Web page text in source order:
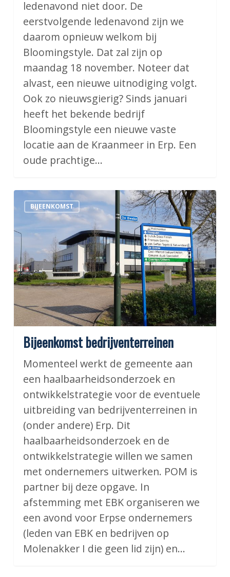
ledenavond niet door. De
eerstvolgende ledenavond zijn we
daarom opnieuw welkom bij
Bloomingstyle. Dat zal zijn op
maandag 18 november. Noteer dat
alvast, een nieuwe uitnodiging volgt.
Ook zo nieuwsgierig? Sinds januari
heeft het bekende bedrijf
Bloomingstyle een nieuwe vaste
locatie aan de Kraanmeer in Erp. Een
oude prachtige…
Bijeenkomst
bedrijventerreinen
BIJEENKOMST
Bijeenkomst bedrijventerreinen
Momenteel werkt de gemeente aan
een haalbaarheidsonderzoek en
ontwikkelstrategie voor de eventuele
uitbreiding van bedrijventerreinen in
(onder andere) Erp. Dit
haalbaarheidsonderzoek en de
ontwikkelstrategie willen we samen
met ondernemers uitwerken. POM is
partner bij deze opgave. In
afstemming met EBK organiseren we
een avond voor Erpse ondernemers
(leden van EBK en bedrijven op
Molenakker I die geen lid zijn) en…